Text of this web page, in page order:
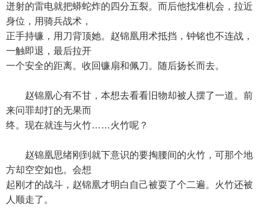
迸射的雷电就把蟒蛇炸的四分五裂。而后他找准机会，拉近
身位，用骑兵战术，
正手持镰，用刀背顶她。赵锦凰用术抵挡，钟铭也不连战，
一触即退，最后拉开
一个安全的距离。收回镰扇和佩刀。随后扬长而去。
赵锦凰心有不甘，本想去看看旧物却被人摆了一道。前
来问罪却打的无果而
终。现在就连与火竹……火竹呢？
赵锦凰思绪刚到就下意识的要掏腰间的火竹，可那个地
方却空空如也。会想
起刚才的战斗，赵锦凰才明白自己被耍了个二遍。火竹还被
人顺走了。